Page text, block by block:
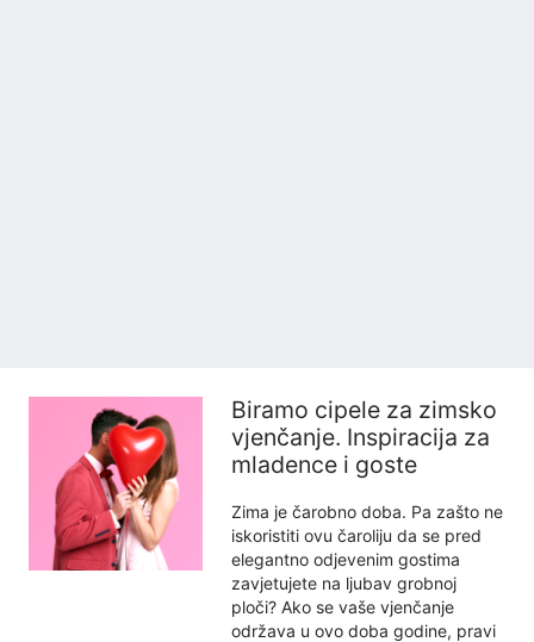
Biramo cipele za zimsko
vjenčanje. Inspiracija za
mladence i goste
Zima je čarobno doba. Pa zašto ne
iskoristiti ovu čaroliju da se pred
elegantno odjevenim gostima
zavjetujete na ljubav grobnoj
ploči? Ako se vaše vjenčanje
održava u ovo doba godine, pravi